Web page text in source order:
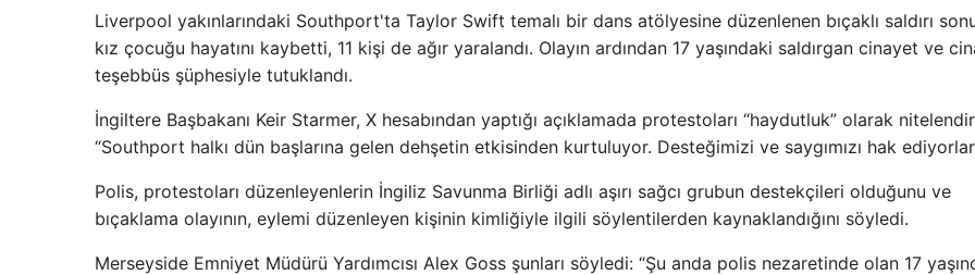
Liverpool yakınlarındaki Southport'ta Taylor Swift temalı bir dans atölyesine düzenlenen bıçaklı saldırı
kız çocuğu hayatını kaybetti, 11 kişi de ağır yaralandı. Olayın ardından 17 yaşındaki saldırgan cinayet ve
teşebbüs şüphesiyle tutuklandı.
İngiltere Başbakanı Keir Starmer, X hesabından yaptığı açıklamada protestoları “haydutluk” olarak
“Southport halkı dün başlarına gelen dehşetin etkisinden kurtuluyor. Desteğimizi ve saygımızı hak
Polis, protestoları düzenleyenlerin İngiliz Savunma Birliği adlı aşırı sağcı grubun destekçileri olduğunu ve
bıçaklama olayının, eylemi düzenleyen kişinin kimliğiyle ilgili söylentilerden kaynaklandığını söyledi.
Merseyside Emniyet Müdürü Yardımcısı Alex Goss şunları söyledi: “Şu anda polis nezaretinde olan 17